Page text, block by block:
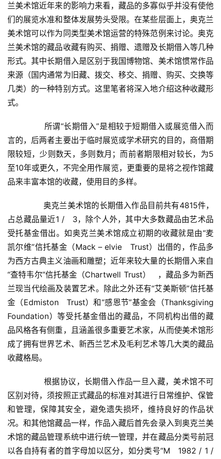
兰美术馆近年来的影响力来看，藏品的多寡似乎并没有使他
们的展览水准和整体发展势头受限。在某些层面上，奥克兰
美术馆可以作为同类型美术馆运营的特殊范例来讨论。奥克
兰美术馆的藏品收藏有购买、捐赠、遗赠及长期借入等几种
形式。其中长期借入是区别于我国博物馆、美术馆惯常作品
来源（国内通常为旧藏、拨交、移交、捐赠、购买、交换等
几类）的一种特别方式。这里笔者将深入地介绍这种收藏形
式。
言的，后两者主要出于临时展览或学术研究的目的，商借期
限较短，少则数天，多则数月；而前者期限相对较长，为5
至10年或更久，不完全用作展览，更重要的是将之视作馆藏
品来丰富本馆的收藏，使用目的多样。
占总藏品量近1 /   3，除个人外，其中大多数藏品由艺术品
受托基金借出。如奥克兰美术馆成立初期的收藏就是由“麦
凯尔维”信托基金（Mack – elvie   Trust）出借的，作品多
为西方古典主义油画和雕塑；近年来较大量的长期借入来自
“查特韦尔”信托基金（Chartwell Trust）   ，藏品多为新西
兰现当代绘画及装置艺术。除此之外还有“艾美斯顿”信托基
金（Edmiston   Trust）和“感恩节”基金会（Thanksgiving
Foundation）等受托基金借出的藏品，不同机构出借的藏
品风格各有侧重，且涵盖很多重要艺术家，从而使美术馆形
成了拥有世界艺术、新西兰艺术及毛利艺术等几大类的藏品
收藏格局。
区别对待，须按照正式藏品的标准对其进行日常维护、保管
和管理，保障其安全，避免遗失损坏，维持良好的作品状
况。和其他馆藏品一样，作品入藏后首先会录入到奥克兰美
术馆的藏品管理系统中进行统一管理，并在藏品分类号前冠
以各自持有者的首字母加以区分，如分类号“M   1982 / 1 /